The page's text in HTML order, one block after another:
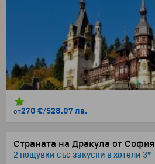
от270 €/528.07 лв.
Страната на Дракула от София
2 нощувки със закуски в хотели 3*